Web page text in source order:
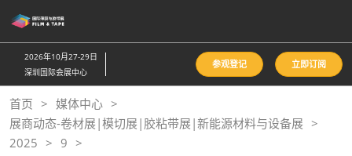
接
跳
至
内
容
2026年10月27-29日
深圳国际会展中心
参观登记 立即订阅
首页
媒体中心
展商动态-卷材展|模切展|胶粘带展|新能源材料与设备展
2025
9